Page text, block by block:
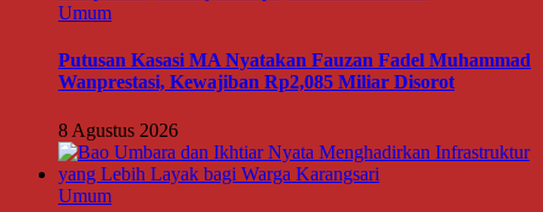
Umum
Putusan Kasasi MA Nyatakan Fauzan Fadel Muhammad
Wanprestasi, Kewajiban Rp2,085 Miliar Disorot
8 Agustus 2026
Umum